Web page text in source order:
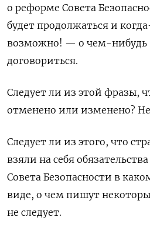
о реформе Совета
будет продолжаться и
возможно! — о чем-нибудь
договориться.
Следует ли из этой фразы,
отменено или изменено?
Следует ли из этого, что
взяли на себя
Совета Безопасности в
виде, о чем пишут
не следует.